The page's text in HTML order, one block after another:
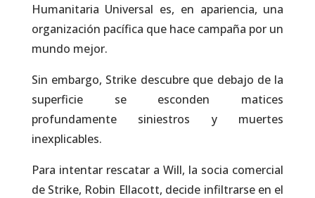
Humanitaria Universal es, en apariencia, una
organización pacífica que hace campaña por un
mundo mejor.
Sin embargo, Strike descubre que debajo de la
superficie se esconden matices
profundamente siniestros y muertes
inexplicables.
Para intentar rescatar a Will, la socia comercial
de Strike, Robin Ellacott, decide infiltrarse en el